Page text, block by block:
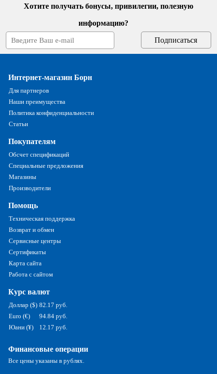
Хотите получать бонусы, привилегии, полезную
информацию?
Интернет-магазин Борн
Для партнеров
Наши преимущества
Политика конфиденциальности
Статьи
Покупателям
Обсчет спецификаций
Специальные предложения
Магазины
Производители
Помощь
Техническая поддержка
Возврат и обмен
Сервисные центры
Сертификаты
Карта сайта
Работа с сайтом
Курс валют
Доллар ($) 82.17 руб.
Euro (€)
94.84 руб.
Юани (¥)
12.17 руб.
Финансовые операции
Все цены указаны в рублях.